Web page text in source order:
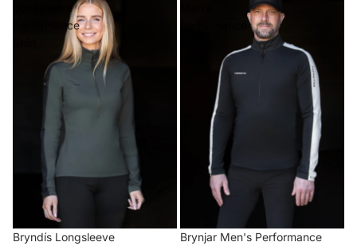
Longsleeve
Performance
Bryndís Longsleeve
Brynjar Men's Performance